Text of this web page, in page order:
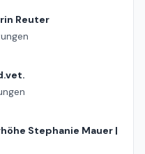
Reuter
Stephanie Mauer |